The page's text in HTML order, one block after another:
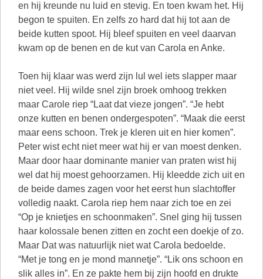
en hij kreunde nu luid en stevig. En toen kwam het. Hij
begon te spuiten. En zelfs zo hard dat hij tot aan de
beide kutten spoot. Hij bleef spuiten en veel daarvan
kwam op de benen en de kut van Carola en Anke.
Toen hij klaar was werd zijn lul wel iets slapper maar
niet veel. Hij wilde snel zijn broek omhoog trekken
maar Carole riep “Laat dat vieze jongen”. “Je hebt
onze kutten en benen ondergespoten”. “Maak die eerst
maar eens schoon. Trek je kleren uit en hier komen”.
Peter wist echt niet meer wat hij er van moest denken.
Maar door haar dominante manier van praten wist hij
wel dat hij moest gehoorzamen. Hij kleedde zich uit en
de beide dames zagen voor het eerst hun slachtoffer
volledig naakt. Carola riep hem naar zich toe en zei
“Op je knietjes en schoonmaken”. Snel ging hij tussen
haar kolossale benen zitten en zocht een doekje of zo.
Maar Dat was natuurlijk niet wat Carola bedoelde.
“Met je tong en je mond mannetje”. “Lik ons schoon en
slik alles in”. En ze pakte hem bij zijn hoofd en drukte